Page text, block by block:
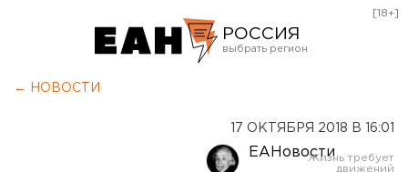
РОССИЯ
[18+]
← НОВОСТИ
17 ОКТЯБРЯ 2018 В 16:01
ЕАНовости